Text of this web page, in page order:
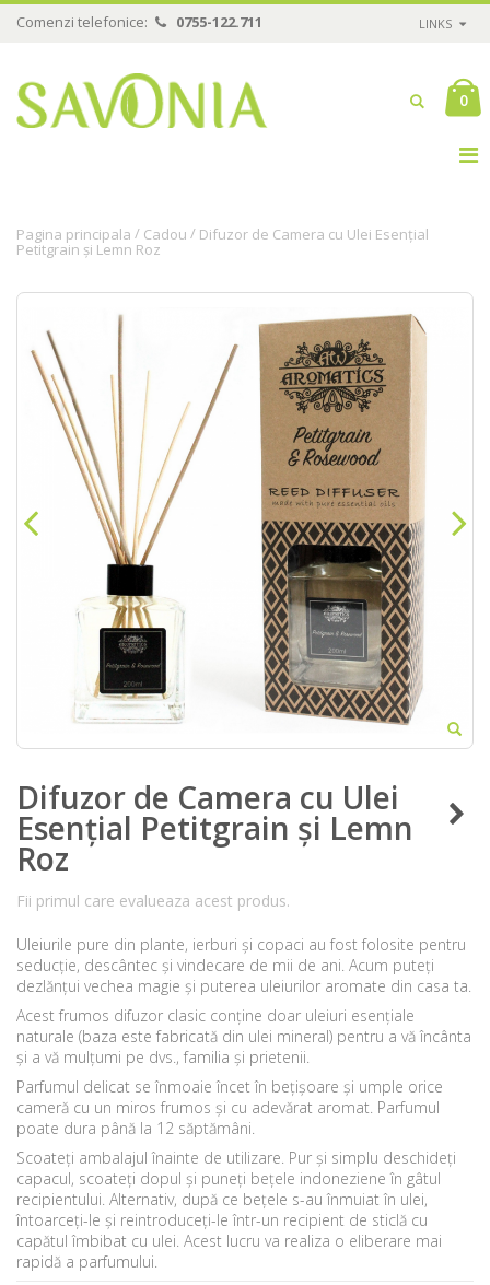
Comenzi telefonice: 0755-122.711 LINKS
0
Pagina principala / Cadou / Difuzor de Camera cu Ulei Esențial
Petitgrain și Lemn Roz
Difuzor de Camera cu Ulei
Esențial Petitgrain și Lemn
Roz
Fii primul care evalueaza acest produs.
Uleiurile pure din plante, ierburi și copaci au fost folosite pentru
seducție, descântec și vindecare de mii de ani. Acum puteți
dezlănțui vechea magie și puterea uleiurilor aromate din casa ta.
Acest frumos difuzor clasic conține doar uleiuri esențiale
naturale (baza este fabricată din ulei mineral) pentru a vă încânta
și a vă mulțumi pe dvs., familia și prietenii.
Parfumul delicat se înmoaie încet în bețișoare și umple orice
cameră cu un miros frumos și cu adevărat aromat. Parfumul
poate dura până la 12 săptămâni.
Scoateți ambalajul înainte de utilizare. Pur și simplu deschideți
capacul, scoateți dopul și puneți bețele indoneziene în gâtul
recipientului. Alternativ, după ce bețele s-au înmuiat în ulei,
întoarceți-le și reintroduceți-le într-un recipient de sticlă cu
capătul îmbibat cu ulei. Acest lucru va realiza o eliberare mai
rapidă a parfumului.